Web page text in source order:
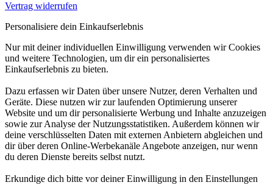
Vertrag widerrufen
Personalisiere dein Einkaufserlebnis
Nur mit deiner individuellen Einwilligung verwenden wir Cookies
und weitere Technologien, um dir ein personalisiertes
Einkaufserlebnis zu bieten.
Dazu erfassen wir Daten über unsere Nutzer, deren Verhalten und
Geräte. Diese nutzen wir zur laufenden Optimierung unserer
Website und um dir personalisierte Werbung und Inhalte anzuzeigen
sowie zur Analyse der Nutzungsstatistiken. Außerdem können wir
deine verschlüsselten Daten mit externen Anbietern abgleichen und
dir über deren Online-Werbekanäle Angebote anzeigen, nur wenn
du deren Dienste bereits selbst nutzt.
Erkundige dich bitte vor deiner Einwilligung in den Einstellungen